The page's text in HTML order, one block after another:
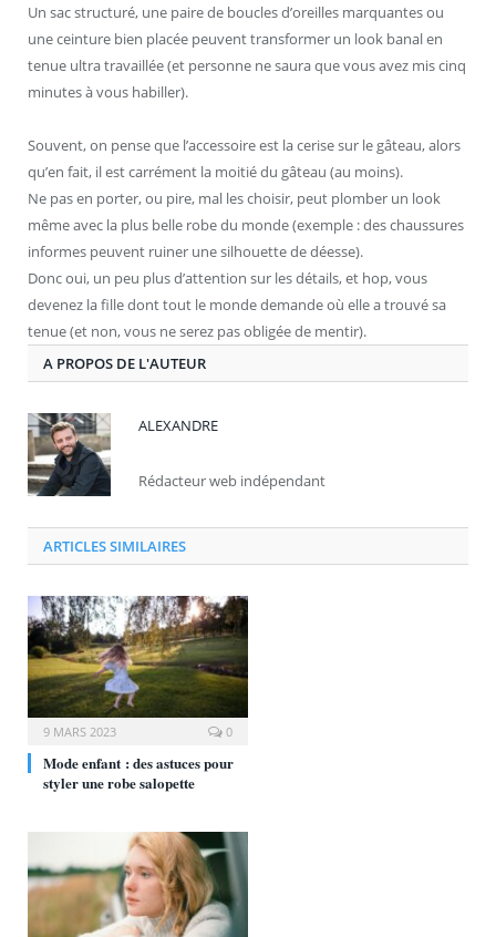
Un sac structuré, une paire de boucles d’oreilles marquantes ou
une ceinture bien placée peuvent transformer un look banal en
tenue ultra travaillée (et personne ne saura que vous avez mis cinq
minutes à vous habiller).
Souvent, on pense que l’accessoire est la cerise sur le gâteau, alors
qu’en fait, il est carrément la moitié du gâteau (au moins).
Ne pas en porter, ou pire, mal les choisir, peut plomber un look
même avec la plus belle robe du monde (exemple : des chaussures
informes peuvent ruiner une silhouette de déesse).
Donc oui, un peu plus d’attention sur les détails, et hop, vous
devenez la fille dont tout le monde demande où elle a trouvé sa
tenue (et non, vous ne serez pas obligée de mentir).
A PROPOS DE L'AUTEUR
ALEXANDRE
Rédacteur web indépendant
ARTICLES SIMILAIRES
9 MARS 2023 0
Mode enfant : des astuces pour
styler une robe salopette